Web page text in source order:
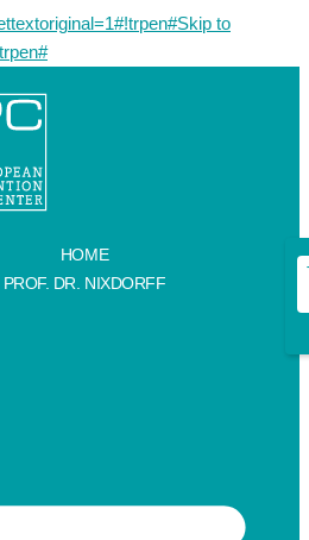
to
HOME
PROF. DR. NIXDORFF